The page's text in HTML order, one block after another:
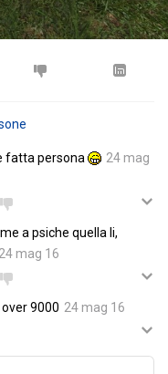
fatta persona
24 mag
a psiche quella li,
24 mag 16
9000 24 mag 16